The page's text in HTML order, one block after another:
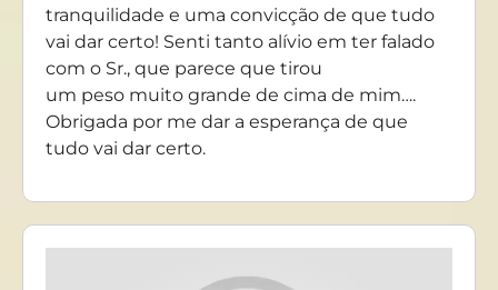
tranquilidade e uma convicção de que tudo
vai dar certo! Senti tanto alívio em ter falado
com o Sr., que parece que tirou
um peso muito grande de cima de mim….
Obrigada por me dar a esperança de que
tudo vai dar certo.